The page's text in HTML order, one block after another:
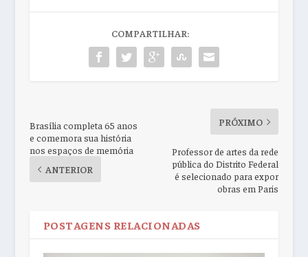
COMPARTILHAR:
Brasília completa 65 anos
e comemora sua história
nos espaços de memória
ANTERIOR
PRÓXIMO
Professor de artes da rede
pública do Distrito Federal
é selecionado para expor
obras em Paris
POSTAGENS RELACIONADAS